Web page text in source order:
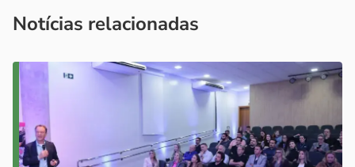
Notícias relacionadas